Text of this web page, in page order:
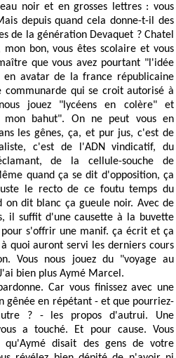
noir et en grosses lettres : vous
depuis quand cela donne-t-il des
de la génération Devaquet ? Chatel
mon bon, vous êtes scolaire et vous
que vous avez pourtant "l'idée
en avatar de la france républicaine
communarde qui se croit autorisé à
jouez "lycéens en colère" et
mon bahut". On ne peut vous en
les gênes, ça, et pur jus, c'est de
c'est de l'ADN vindicatif, du
de la cellule-souche de
quand ça se dit d'opposition, ça
le recto de ce foutu temps du
on dit blanc ça gueule noir. Avec de
il suffit d'une causette à la buvette
s'offrir une manif. ça écrit et ça
quoi auront servi les derniers cours
Vous nous jouez du "voyage au
bien plus Aymé Marcel.
Car vous finissez avec une
gênée en répétant - et que pourriez-
? - les propos d'autrui. Une
a touché. Et pour cause. Vous
qu'Aymé disait des gens de votre